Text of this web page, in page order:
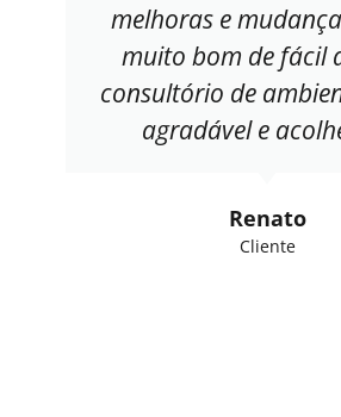
melhoras e
muito bom de fácil
consultório de
agradável e
Renato
Cliente